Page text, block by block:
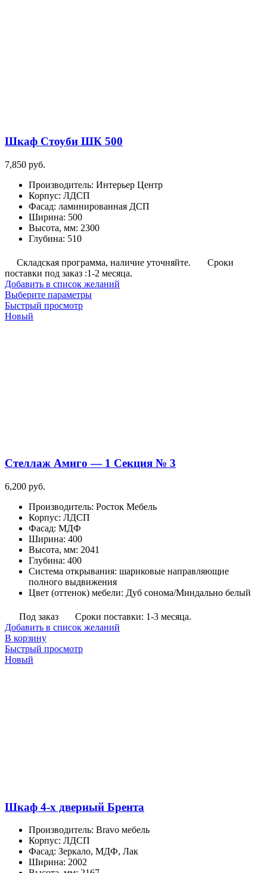
Шкаф Стоуби ШК 500
7,850 руб.
Производитель: Интерьер Центр
Корпус: ЛДСП
Фасад: ламинированная ДСП
Ширина: 500
Высота, мм: 2300
Глубина: 510
Складская программа, наличие уточняйте.
Сроки
поставки под заказ :1-2 месяца.
Добавить в список желаний
Выберите параметрыЭтот
Быстрый просмотр
Новый
Стеллаж Амиго — 1 Секция № 3
6,200 руб.
Производитель: Росток Мебель
Корпус: ЛДСП
Фасад: МДФ
Ширина: 400
Высота, мм: 2041
Глубина: 400
Система открывания: шариковые направляющие
полного выдвижения
Цвет (оттенок) мебели: Дуб сонома/Миндально белый
Под заказ
Сроки поставки: 1-3 месяца.
Добавить в список желаний
В корзину
Быстрый просмотр
Новый
Шкаф 4-х дверный Брента
Производитель: Bravo мебель
Корпус: ЛДСП
Фасад: Зеркало, МДФ, Лак
Ширина: 2002